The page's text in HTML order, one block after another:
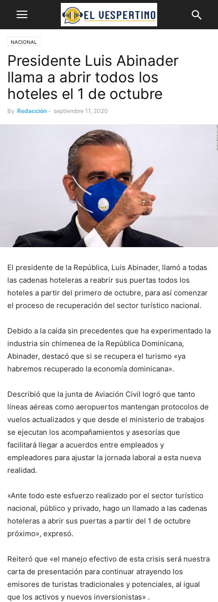
NACIONAL
Presidente Luis Abinader
llama a abrir todos los
hoteles el 1 de octubre
By Redacción - septiembre 11, 2020
El presidente de la República, Luis Abinader, llamó a todas
las cadenas hoteleras a reabrir sus puertas todos los
hoteles a partir del primero de octubre, para así comenzar
el proceso de recuperación del sector turístico nacional.
Debido a la caída sin precedentes que ha experimentado la
industria sin chimenea de la República Dominicana,
Abinader, destacó que si se recupera el turismo «ya
habremos recuperado la economía dominicana».
Describió que la junta de Aviación Civil logró que tanto
líneas aéreas como aeropuertos mantengan protocolos de
vuelos actualizados y que desde el ministerio de trabajos
se ejecutan los acompañamientos y asesorías que
facilitará llegar a acuerdos entre empleados y
empleadores para ajustar la jornada laboral a esta nueva
realidad.
«Ante todo este esfuerzo realizado por el sector turístico
nacional, público y privado, hago un llamado a las cadenas
hoteleras a abrir sus puertas a partir del 1 de octubre
próximo», expresó.
Reiteró que «el manejo efectivo de esta crisis será nuestra
carta de presentación para continuar atrayendo los
emisores de turistas tradicionales y potenciales, al igual
que los activos y nuevos inversionistas» .